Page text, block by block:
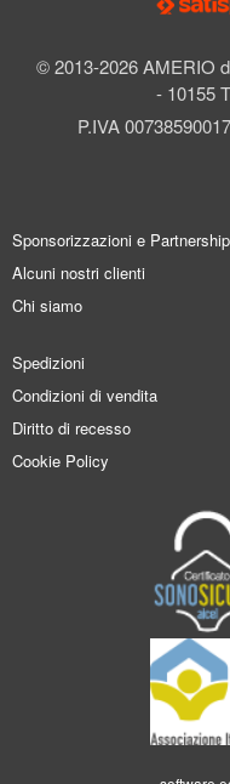
© 2013-2026 AMERIO
- 10155
P.IVA
Sponsorizzazioni e Partnership
Alcuni nostri clienti
Chi siamo
Spedizioni
Condizioni di vendita
Diritto di recesso
Cookie Policy